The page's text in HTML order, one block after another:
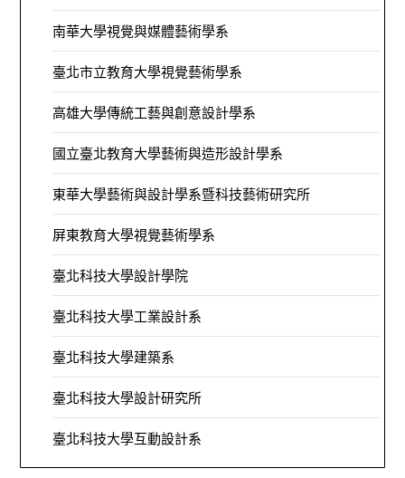
南華大學視覺與媒體藝術學系
臺北市立教育大學視覺藝術學系
高雄大學傳統工藝與創意設計學系
國立臺北教育大學藝術與造形設計學系
東華大學藝術與設計學系暨科技藝術研究所
屏東教育大學視覺藝術學系
臺北科技大學設計學院
臺北科技大學工業設計系
臺北科技大學建築系
臺北科技大學設計研究所
臺北科技大學互動設計系